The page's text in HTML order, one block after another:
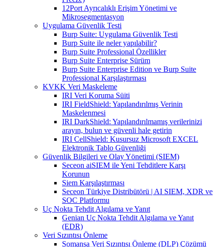
12Port Ayrıcalıklı Erişim Yönetimi ve
Mikrosegmentasyon
Uygulama Güvenlik Testi
Burp Suite: Uygulama Güvenlik Testi
Burp Suite ile neler yapılabilir?
Burp Suite Professional Özellikler
Burp Suite Enterprise Sürüm
Burp Suite Enterprise Edition ve Burp Suite
Professional Karşılaştırması
KVKK Veri Maskeleme
IRI Veri Koruma Süiti
IRI FieldShield: Yapılandırılmış Verinin
Maskelenmesi
IRI DarkShield: Yapılandırılmamış verilerinizi
arayın, bulun ve güvenli hale getirin
IRI CellShield: Kusursuz Microsoft EXCEL
Elektronik Tablo Güvenliği
Güvenlik Bilgileri ve Olay Yönetimi (SIEM)
Seceon aiSIEM ile Yeni Tehditlere Karşı
Korunun
Siem Karşılaştırması
Seceon Türkiye Distribütörü | AI SIEM, XDR ve
SOC Platformu
Uç Nokta Tehdit Algılama ve Yanıt
Genian Uç Nokta Tehdit Algılama ve Yanıt
(EDR)
Veri Sızıntısı Önleme
Somansa Veri Sızıntısı Önleme (DLP) Çözümü